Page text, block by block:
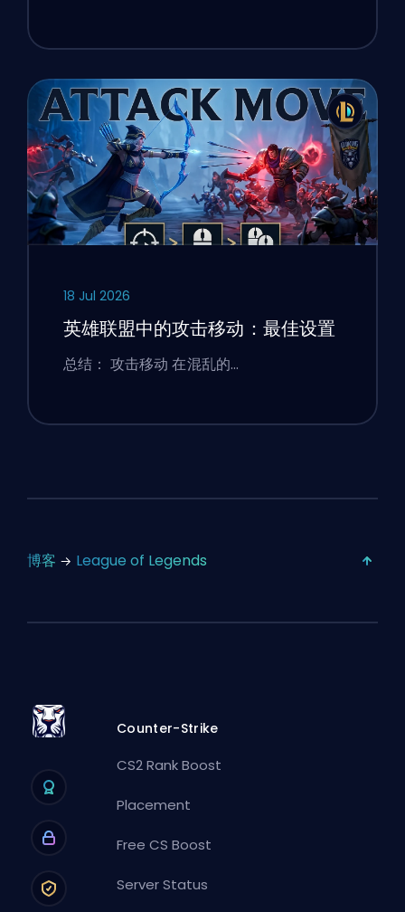
18 Jul 2026
英雄联盟中的攻击移动：最佳设置
总结： 攻击移动 在混乱的…
博客 League of Legends
Counter-Strike
CS2 Rank Boost
Placement
Free CS Boost
Server Status